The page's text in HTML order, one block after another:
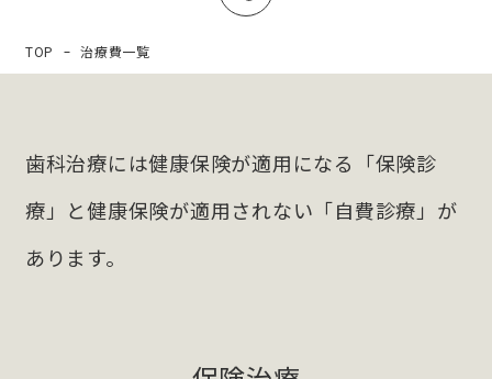
TOP 治療費一覧
歯科治療には健康保険が適用になる「保険診
療」と健康保険が適用されない「自費診療」が
あります。